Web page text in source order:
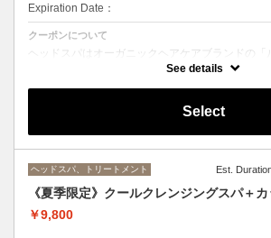
Expiration Date：
クーポンについて
ヘッドスパはオーガニックヘアケアブランドの「
使ったoone が自信を持っておすすめするヘッドス
ヘッドスパの施術時間は４５分です。
クイックトリートメント→¥10450
当日ご相談の上、ご選択頂けます。
See details
Select
ヘッドスパ、トリートメント Est.
《夏季限定》クールクレンジングスパ＋カ
￥9,800